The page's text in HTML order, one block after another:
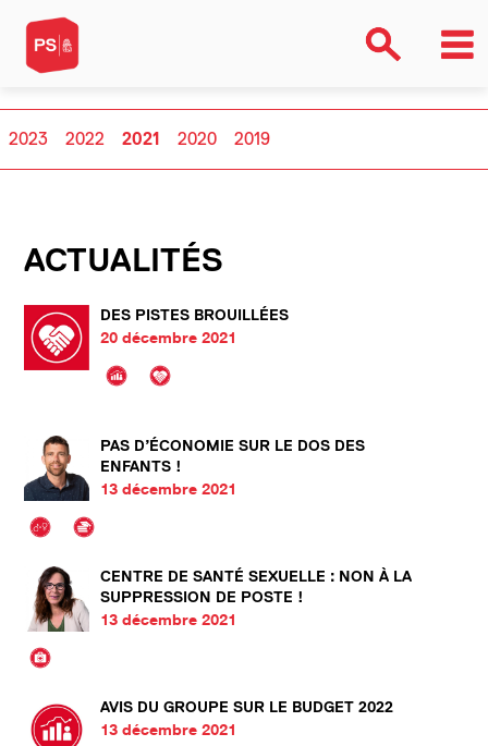
2023 2022 2021 2020 2019
ACTUALITÉS
DES PISTES BROUILLÉES
20 décembre 2021
PAS D’ÉCONOMIE SUR LE DOS DES
ENFANTS !
13 décembre 2021
CENTRE DE SANTÉ SEXUELLE : NON À LA
SUPPRESSION DE POSTE !
13 décembre 2021
AVIS DU GROUPE SUR LE BUDGET 2022
13 décembre 2021